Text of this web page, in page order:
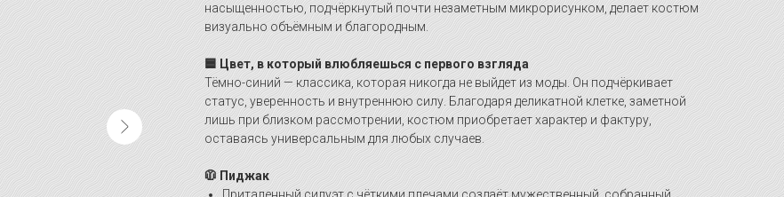
насыщенностью, подчёркнутый почти незаметным микрорисунком, делает костюм
визуально объёмным и благородным.
🟦 Цвет, в который влюбляешься с первого взгляда
Тёмно-синий — классика, которая никогда не выйдет из моды. Он подчёркивает
статус, уверенность и внутреннюю силу. Благодаря деликатной клетке, заметной
лишь при близком рассмотрении, костюм приобретает характер и фактуру,
оставаясь универсальным для любых случаев.
🧥 Пиджак